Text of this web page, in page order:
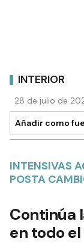
INTERIOR
28 de julio de
Añadir como
INTENSIVAS
POSTA
Continúa
en todo